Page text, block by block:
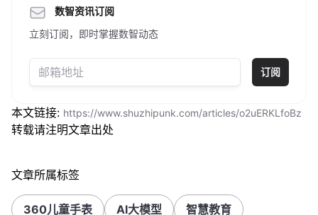
数智资讯订阅
立刻订阅，即时掌握数智动态
订阅
本文链接: https://www.shuzhipunk.com/articles/o2uERKLfoBz
转载请注明文章出处
文章所属标签
360儿童手表 AI大模型 智慧教育